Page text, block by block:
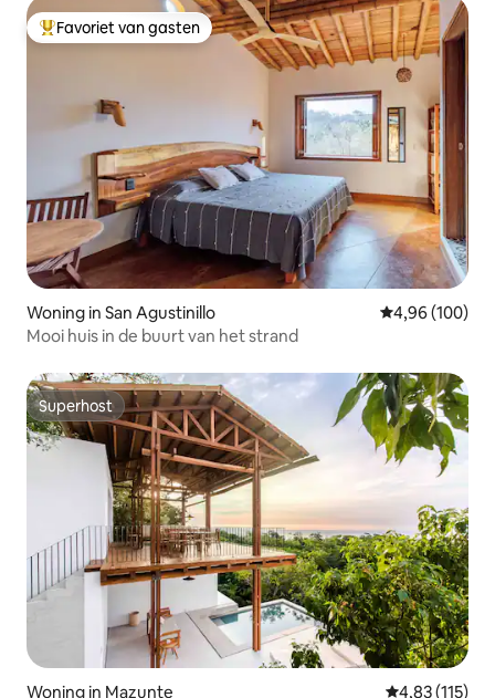
Topfavoriet van gasten
Favoriet van gasten
Woning in San Agustinillo Gemiddelde
4,96 (100)
Mooi huis in de buurt van het strand
Superhost
Superhost
Woning in Mazunte Gemiddelde
4,83 (115)